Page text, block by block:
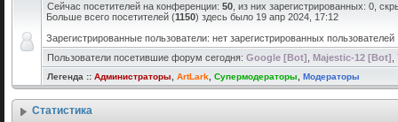
Сейчас посетителей на конференции: 50 , из них зарегистрированных: 0,
Больше всего посетителей (1150) здесь было 19 апр 2024, 17:12
Зарегистрированные пользователи: нет зарегистрированных пользователей
Пользователи посетившие форум сегодня: Google [Bot] Majestic-12 [Bot]
Легенда :: Администраторы ArtLark Супермодераторы Модераторы
Статистика